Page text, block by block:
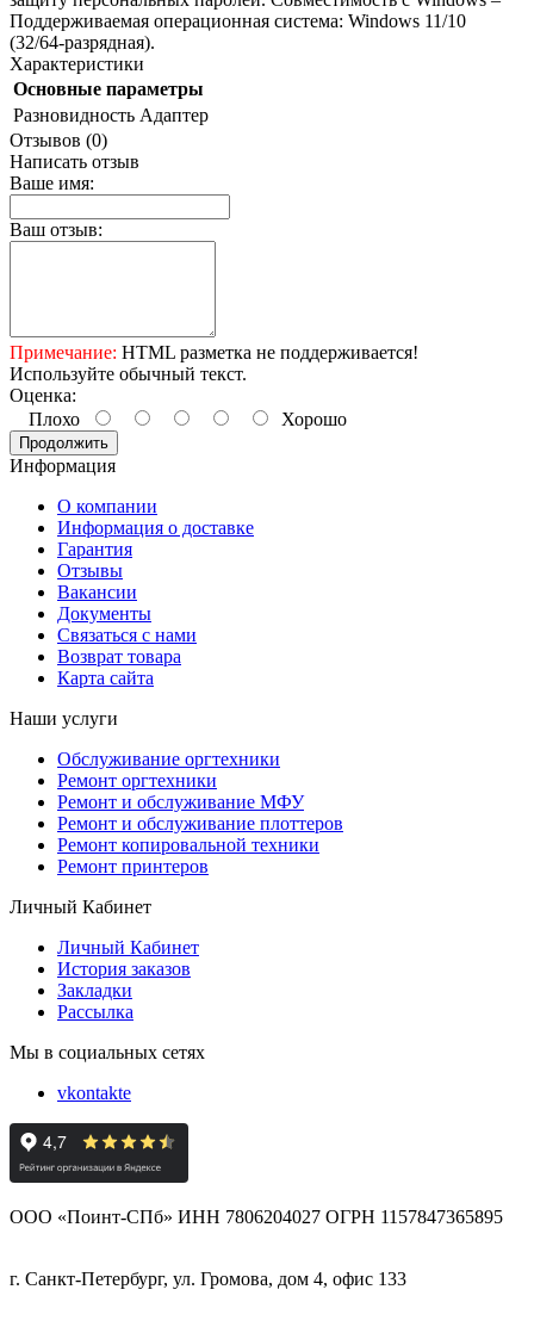
Поддерживаемая операционная система: Windows 11/10
(32/64-разрядная).
Характеристики
Основные параметры
Разновидность Адаптер
Отзывов (0)
Написать отзыв
Ваше имя:
Ваш отзыв:
Примечание: HTML разметка не поддерживается!
Используйте обычный текст.
Оценка:
Плохо
Хорошо
Продолжить
Информация
О компании
Информация о доставке
Гарантия
Отзывы
Вакансии
Документы
Связаться с нами
Возврат товара
Карта сайта
Наши услуги
Обслуживание оргтехники
Ремонт оргтехники
Ремонт и обслуживание МФУ
Ремонт и обслуживание плоттеров
Ремонт копировальной техники
Ремонт принтеров
Личный Кабинет
Личный Кабинет
История заказов
Закладки
Рассылка
Мы в социальных сетях
vkontakte
ООО «Поинт-СПб» ИНН 7806204027 ОГРН 1157847365895
г. Санкт-Петербург, ул. Громова, дом 4, офис 133